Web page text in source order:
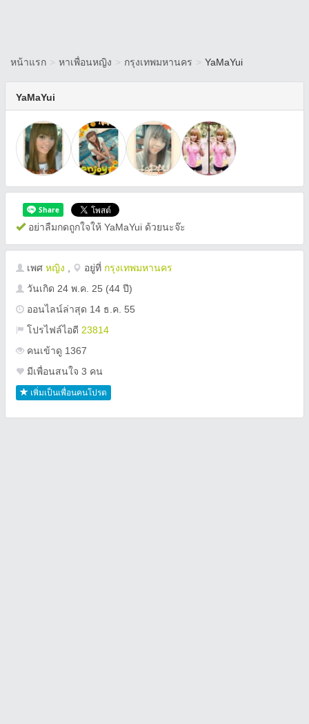
หน้าแรก > หาเพื่อนหญิง > กรุงเทพมหานคร > YaMaYui
YaMaYui
อย่าลืมกดถูกใจให้ YaMaYui ด้วยนะจ๊ะ
เพศ หญิง อยู่ที่ กรุงเทพมหานคร
วันเกิด 24 พ.ค. 25 (44 ปี)
ออนไลน์ล่าสุด 14 ธ.ค. 55
โปรไฟล์ไอดี 23814
คนเข้าดู 1367
มีเพื่อนสนใจ 3 คน
เพิ่มเป็นเพื่อนคนโปรด